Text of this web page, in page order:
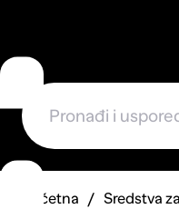
Početna Sredstva